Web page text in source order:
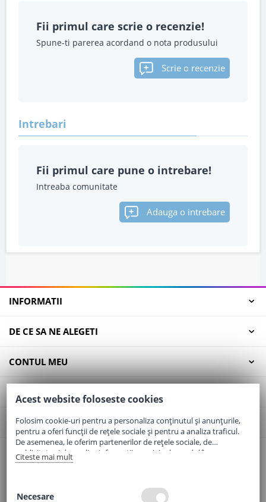
Fii primul care scrie o recenzie!
Spune-ti parerea acordand o nota produsului
Scrie o recenzie
Intrebari
Fii primul care pune o intrebare!
Intreaba comunitate
Adauga o intrebare
INFORMATII
DE CE SA NE ALEGETI
CONTUL MEU
SERVICII CLIENTI
CONTACT
Email:office@elaptepraf.ro
Sos. Borsului, Nr. 20, Oradea, Jud. Bihor
Acest website foloseste cookies
Folosim cookie-uri pentru a personaliza conținutul și anunțurile,
pentru a oferi funcții de rețele sociale și pentru a analiza traficul.
De asemenea, le oferim partenerilor de rețele sociale, de
publicitate și de analize informații cu privire la modul în care
folosiți site-ul nostru. Aceștia le pot combina cu alte informații
Citeste mai mult
Necesare